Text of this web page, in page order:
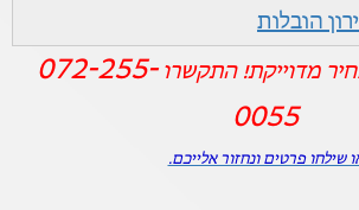
הובלות
מדוייקת! התקשרו072-255-
0055
שילחו פרטים ונחזור אלייכם.